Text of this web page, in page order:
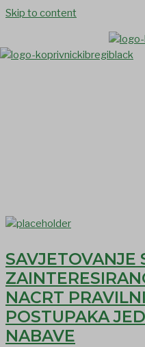
Skip to content
SAVJETOVANJE
NACRT
POSTUPAKA
NABAVE